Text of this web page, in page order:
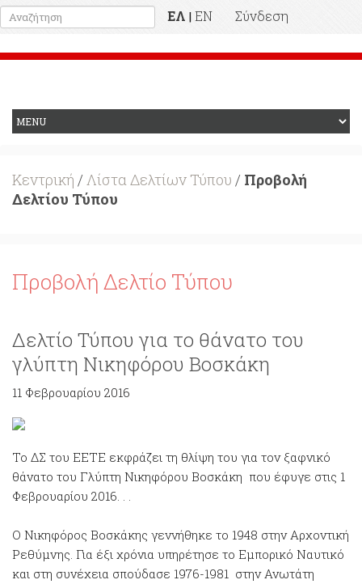
ΕΛ | EN
Σύνδεση
Κεντρική / Λίστα Δελτίων Τύπου / Προβολή
Δελτίου Τύπου
Προβολή Δελτίο Τύπου
Δελτίο Τύπου για το θάνατο του
γλύπτη Νικηφόρου Βοσκάκη
11 Φεβρουαρίου 2016
Το ΔΣ του ΕΕΤΕ εκφράζει τη θλίψη του για τον ξαφνικό
θάνατο του Γλύπτη Νικηφόρου Βοσκάκη που έφυγε στις 1
Φεβρουαρίου 2016. . .
Ο Νικηφόρος Βοσκάκης γεννήθηκε το 1948 στην Αρχοντική
Ρεθύμνης. Για έξι χρόνια υπηρέτησε το Εμπορικό Ναυτικό
και στη συνέχεια σπούδασε 1976-1981 στην Ανωτάτη